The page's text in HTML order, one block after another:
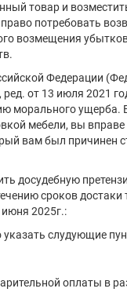
товар и
потребовать
возмещения
Федерации
от 13 июля 2021
морального ущерба.
мебели, вы
вам был причинен
досудебную
сроков достаки
2025г.:
указать слудующие
оплаты в